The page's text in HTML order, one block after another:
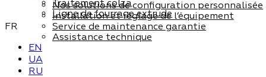
Traitement colza
Ligne de fourrage extrude
Nos solutions de configuration personnalisée
Installation et réglage de l’équipement
Service de maintenance garantie
Assistance technique
FR
EN
UA
RU